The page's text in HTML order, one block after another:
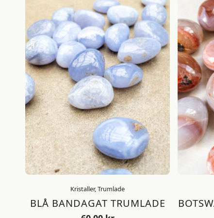
Kristaller, Trumlade
BLÅ BANDAGAT TRUMLADE